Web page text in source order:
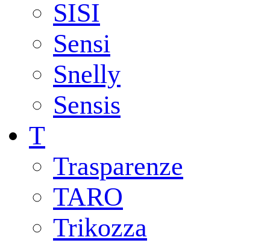
SISI
Sensi
Snelly
Sensis
T
Trasparenze
TARO
Trikozza